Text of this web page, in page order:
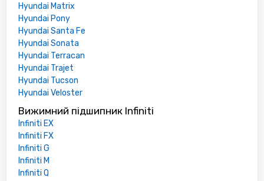
Hyundai Matrix
Hyundai Pony
Hyundai Santa Fe
Hyundai Sonata
Hyundai Terracan
Hyundai Trajet
Hyundai Tucson
Hyundai Veloster
Вижимний підшипник Infiniti
Infiniti EX
Infiniti FX
Infiniti G
Infiniti M
Infiniti Q